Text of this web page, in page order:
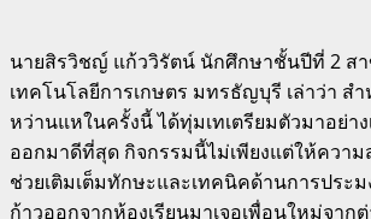
นายสิรวิชญ์ แก้ววิรัตน์ นักศึกษาชั้นปีที่ 2 ส
เทคโนโลยีการเกษตร มทรธัญบุรี เล่าว่า ส
หว่านแหในครั้งนี้ ได้ทุ่มเทเตรียมตัวมาอย่า
ออกมาดีที่สุด กิจกรรมนี้ไม่เพียงแต่ให้ควา
ช่วยเติมเต็มทักษะและเทคนิคด้านการประ
ก้าวออกจากห้องเรียนมาเจอเพื่อนใหม่จาก